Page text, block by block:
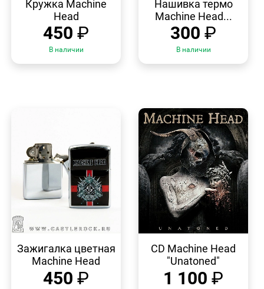
Кружка Machine
Head
450 ₽
В наличии
Нашивка термо
Machine Head...
300 ₽
В наличии
ПРОСМОТР
Зажигалка цветная
Machine Head
450 ₽
ПРОСМОТР
CD Machine Head
"Unatoned"
1 100 ₽